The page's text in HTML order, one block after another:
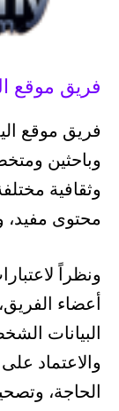
فريق موقع
فريق موقع
وباحثين
وثقافية
محتوى مفيد،
ونظراً
أعضاء
البيانات
والاعتماد
الحاجة،